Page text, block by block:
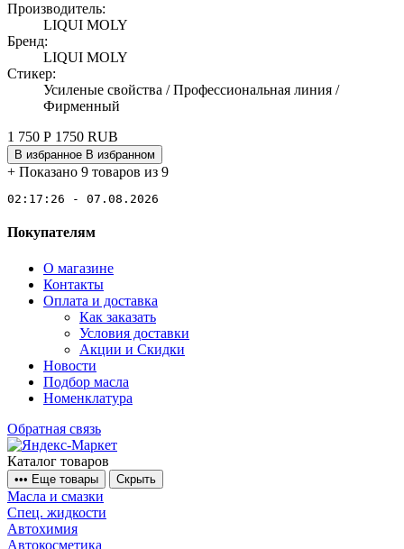
Производитель:
LIQUI MOLY
Бренд:
LIQUI MOLY
Стикер:
Усиленые свойства / Профессиональная линия /
Фирменный
1 750 Р 1750 RUB
В избранное В избранном
+ Показано 9 товаров из 9
02:17:26 - 07.08.2026
Покупателям
О магазине
Контакты
Оплата и доставка
Как заказать
Условия доставки
Акции и Скидки
Новости
Подбор масла
Номенклатура
Обратная связь
Каталог товаров
••• Еще товары Скрыть
Масла и смазки
Спец. жидкости
Автохимия
Автокосметика